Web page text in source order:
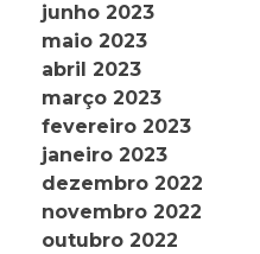
junho 2023
maio 2023
abril 2023
março 2023
fevereiro 2023
janeiro 2023
dezembro 2022
novembro 2022
outubro 2022